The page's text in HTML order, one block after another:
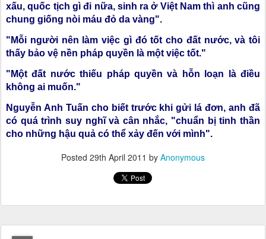
xấu, quốc tịch gì đi nữa, sinh ra ở Việt Nam thì anh cũng
chung giống nòi máu đỏ da vàng".
"Mỗi người nên làm việc gì đó tốt cho đất nước, và tôi
thấy bảo vệ nền pháp quyền là một việc tốt."
"Một đất nước thiếu pháp quyền và hỗn loạn là điều
không ai muốn."
Nguyễn Anh Tuấn cho biết trước khi gửi lá đơn, anh đã
có quá trình suy nghĩ và cân nhắc, "chuẩn bị tinh thần
cho những hậu quả có thể xảy đến với mình".
Posted 29th April 2011 by Anonymous